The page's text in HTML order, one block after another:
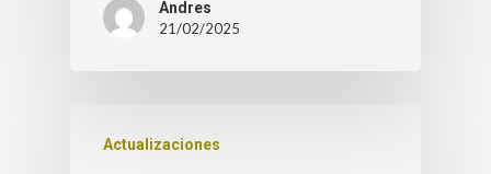
Andres
21/02/2025
Actualizaciones